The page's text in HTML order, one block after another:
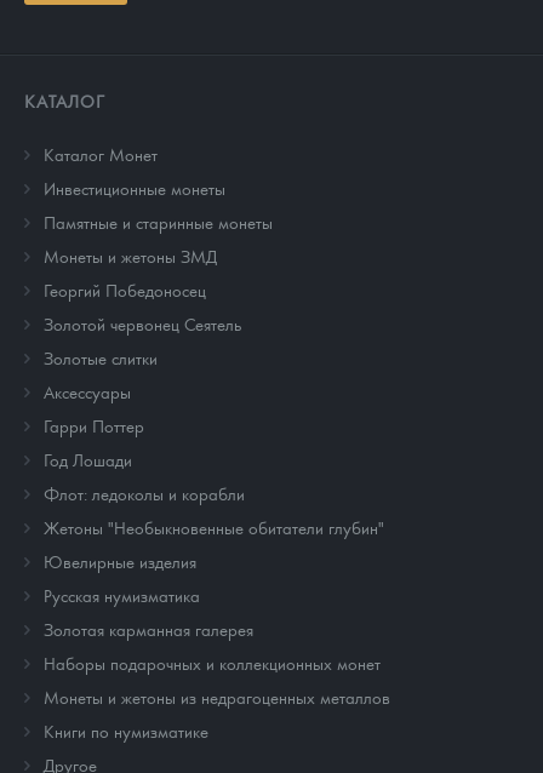
КАТАЛОГ
Каталог Монет
Инвестиционные монеты
Памятные и старинные монеты
Монеты и жетоны ЗМД
Георгий Победоносец
Золотой червонец Сеятель
Золотые слитки
Аксессуары
Гарри Поттер
Год Лошади
Флот: ледоколы и корабли
Жетоны "Необыкновенные обитатели глубин"
Ювелирные изделия
Русская нумизматика
Золотая карманная галерея
Наборы подарочных и коллекционных монет
Монеты и жетоны из недрагоценных металлов
Книги по нумизматике
Другое